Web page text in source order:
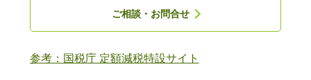
ご相談・お問合せ
参考：国税庁 定額減税特設サイト